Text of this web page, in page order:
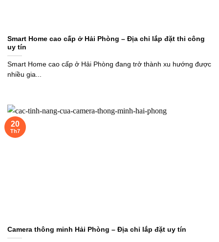
Smart Home cao cấp ở Hải Phòng – Địa chỉ lắp đặt thi công
uy tín
Smart Home cao cấp ở Hải Phòng đang trở thành xu hướng được
nhiều gia...
Camera thông minh Hải Phòng – Địa chỉ lắp đặt uy tín
20
Th7